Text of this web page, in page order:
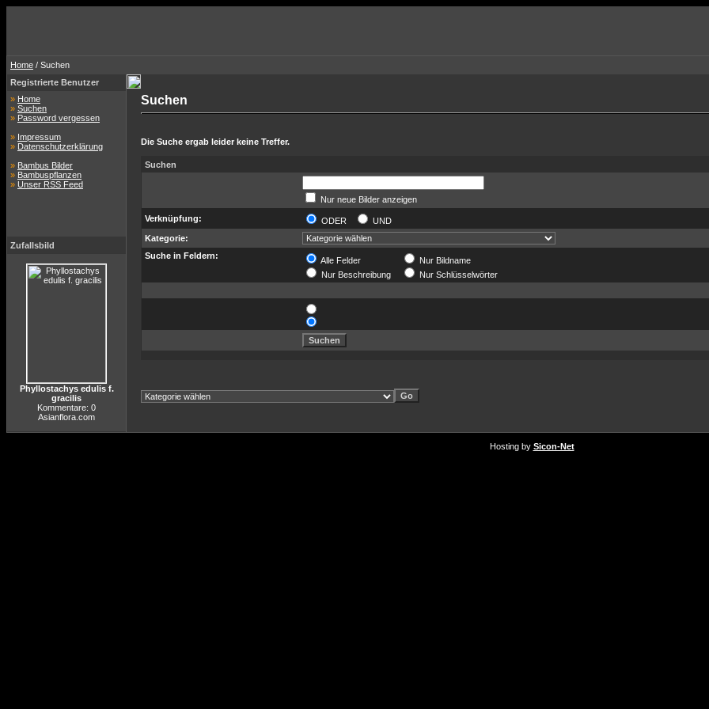
Home / Suchen
Registrierte Benutzer
» Home
» Suchen
» Password vergessen
» Impressum
» Datenschutzerklärung
» Bambus Bilder
» Bambuspflanzen
» Unser RSS Feed
Zufallsbild
Phyllostachys edulis f.
gracilis
Kommentare: 0
Asianflora.com
Suchen
Die Suche ergab leider keine Treffer.
Suchen
Nur neue Bilder anzeigen
Verknüpfung:
ODER
UND
Kategorie:
Suche in Feldern:
Alle Felder
Nur Bildname
Nur Beschreibung
Nur Schlüsselwörter
Hosting by Sicon-Net